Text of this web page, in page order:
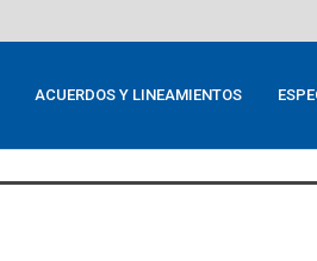
ACUERDOS Y LINEAMIENTOS